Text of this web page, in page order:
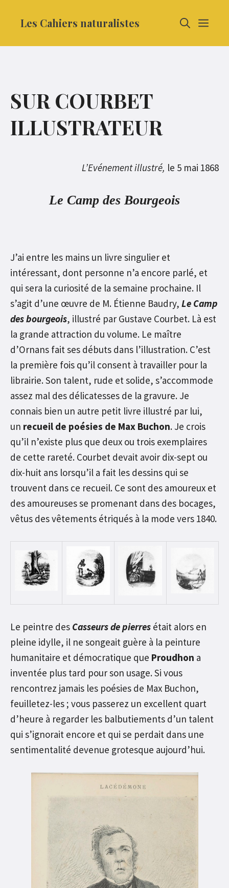
Les Cahiers naturalistes
SUR COURBET
ILLUSTRATEUR
L’Evénement illustré, le 5 mai 1868
Le Camp des Bourgeois
J’ai entre les mains un livre singulier et
intéressant, dont personne n’a encore parlé, et
qui sera la curiosité de la semaine prochaine. Il
s’agit d’une œuvre de M. Étienne Baudry, Le Camp
des bourgeois, illustré par Gustave Courbet. Là est
la grande attraction du volume. Le maître
d’Ornans fait ses débuts dans l’illustration. C’est
la première fois qu’il consent à travailler pour la
librairie. Son talent, rude et solide, s’accommode
assez mal des délicatesses de la gravure. Je
connais bien un autre petit livre illustré par lui,
un recueil de poésies de Max Buchon. Je crois
qu’il n’existe plus que deux ou trois exemplaires
de cette rareté. Courbet devait avoir dix-sept ou
dix-huit ans lorsqu’il a fait les dessins qui se
trouvent dans ce recueil. Ce sont des amoureux et
des amoureuses se promenant dans des bocages,
vêtus des vêtements étriqués à la mode vers 1840.
Le peintre des Casseurs de pierres était alors en
pleine idylle, il ne songeait guère à la peinture
humanitaire et démocratique que Proudhon a
inventée plus tard pour son usage. Si vous
rencontrez jamais les poésies de Max Buchon,
feuilletez-les ; vous passerez un excellent quart
d’heure à regarder les balbutiements d’un talent
qui s’ignorait encore et qui se perdait dans une
sentimentalité devenue grotesque aujourd’hui.